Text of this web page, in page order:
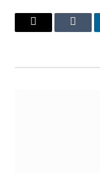
Tumblr
البريد